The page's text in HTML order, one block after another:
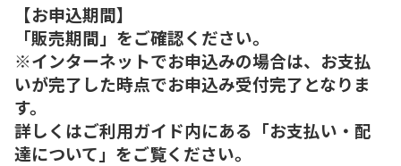
【お申込期間】
「販売期間」をご確認ください。
※インターネットでお申込みの場合は、お支払
いが完了した時点でお申込み受付完了となりま
す。
詳しくはご利用ガイド内にある「お支払い・配
達について」をご覧ください。